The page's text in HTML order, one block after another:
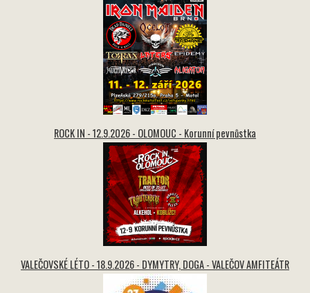
ROCK IN - 12.9.2026 - OLOMOUC - Korunní pevnůstka
VALEČOVSKÉ LÉTO - 18.9.2026 - DYMYTRY, DOGA - VALEČOV AMFITEÁTR